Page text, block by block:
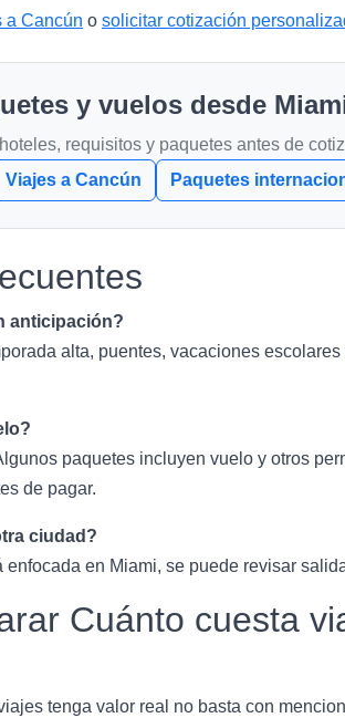
a Cancún o solicitar cotización
y vuelos desde
requisitos y paquetes antes de
Viajes a Cancún Paquetes
anticipación?
alta, puentes, vacaciones
paquetes incluyen vuelo y otros
de pagar.
ciudad?
enfocada en Miami, se puede revisar
Cuánto cuesta
tenga valor real no basta con